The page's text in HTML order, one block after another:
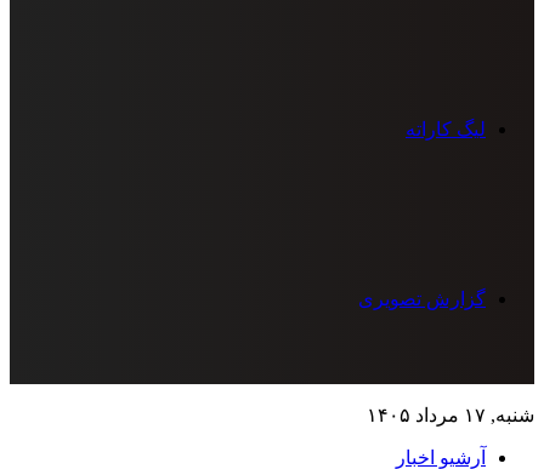
لیگ کاراته
گزارش تصویری
شنبه, ۱۷ مرداد ۱۴۰۵
آرشیو اخبار